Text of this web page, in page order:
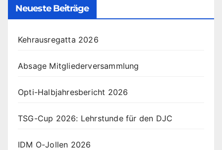
Neueste Beiträge
Kehrausregatta 2026
Absage Mitgliederversammlung
Opti-Halbjahresbericht 2026
TSG-Cup 2026: Lehrstunde für den DJC
IDM O-Jollen 2026